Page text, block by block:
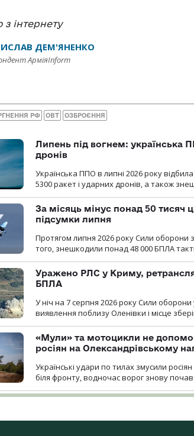
з інтернету
ДЕМ'ЯНЕНКО
АрміяInform
РФ ОВТ ОЗБРОЄННЯ
Липень під вогнем: українська
дронів
Українська ППО в липні 2026 року
5300 ракет і ударних дронів, а також
За місяць мінус понад 50 тисяч
підсумки липня
Протягом липня 2026 року Cили оборони
того, знешкодили понад 48 000 БПЛА
Уражено РЛС у Криму,
БПЛА
У ніч на 7 серпня 2026 року Сили
виявлення поблизу Оленівки і місце
«Мули» та мотоцикли не
росіян на Олександрівському
Українські удари по тилах змусили
біля фронту, водночас ворог знову